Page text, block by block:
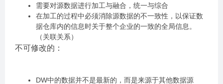
需要对源数据进行加工与融合，统一与综合
在加工的过程中必须消除源数据的不一致性，以保证数
据仓库内的信息时关于整个企业的一致的全局信息。
（关联关系）
不可修改的：
DW中的数据并不是最新的，而是来源于其他数据源